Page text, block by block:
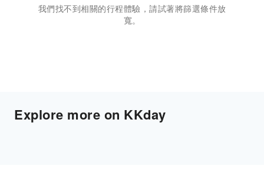
我們找不到相關的行程體驗，請試著將篩選條件放
寬。
Explore more on KKday